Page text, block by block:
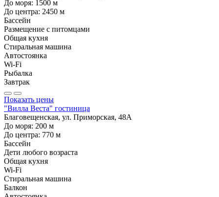
До моря: 1500 м
До центра: 2450 м
Бассейн
Размещение с питомцами
Общая кухня
Стиральная машина
Автостоянка
Wi-Fi
Рыбалка
Завтрак
Показать цены
"Вилла Веста" гостиница
Благовещенская, ул. Приморская, 48А
До моря: 200 м
До центра: 770 м
Бассейн
Дети любого возраста
Общая кухня
Wi-Fi
Стиральная машина
Балкон